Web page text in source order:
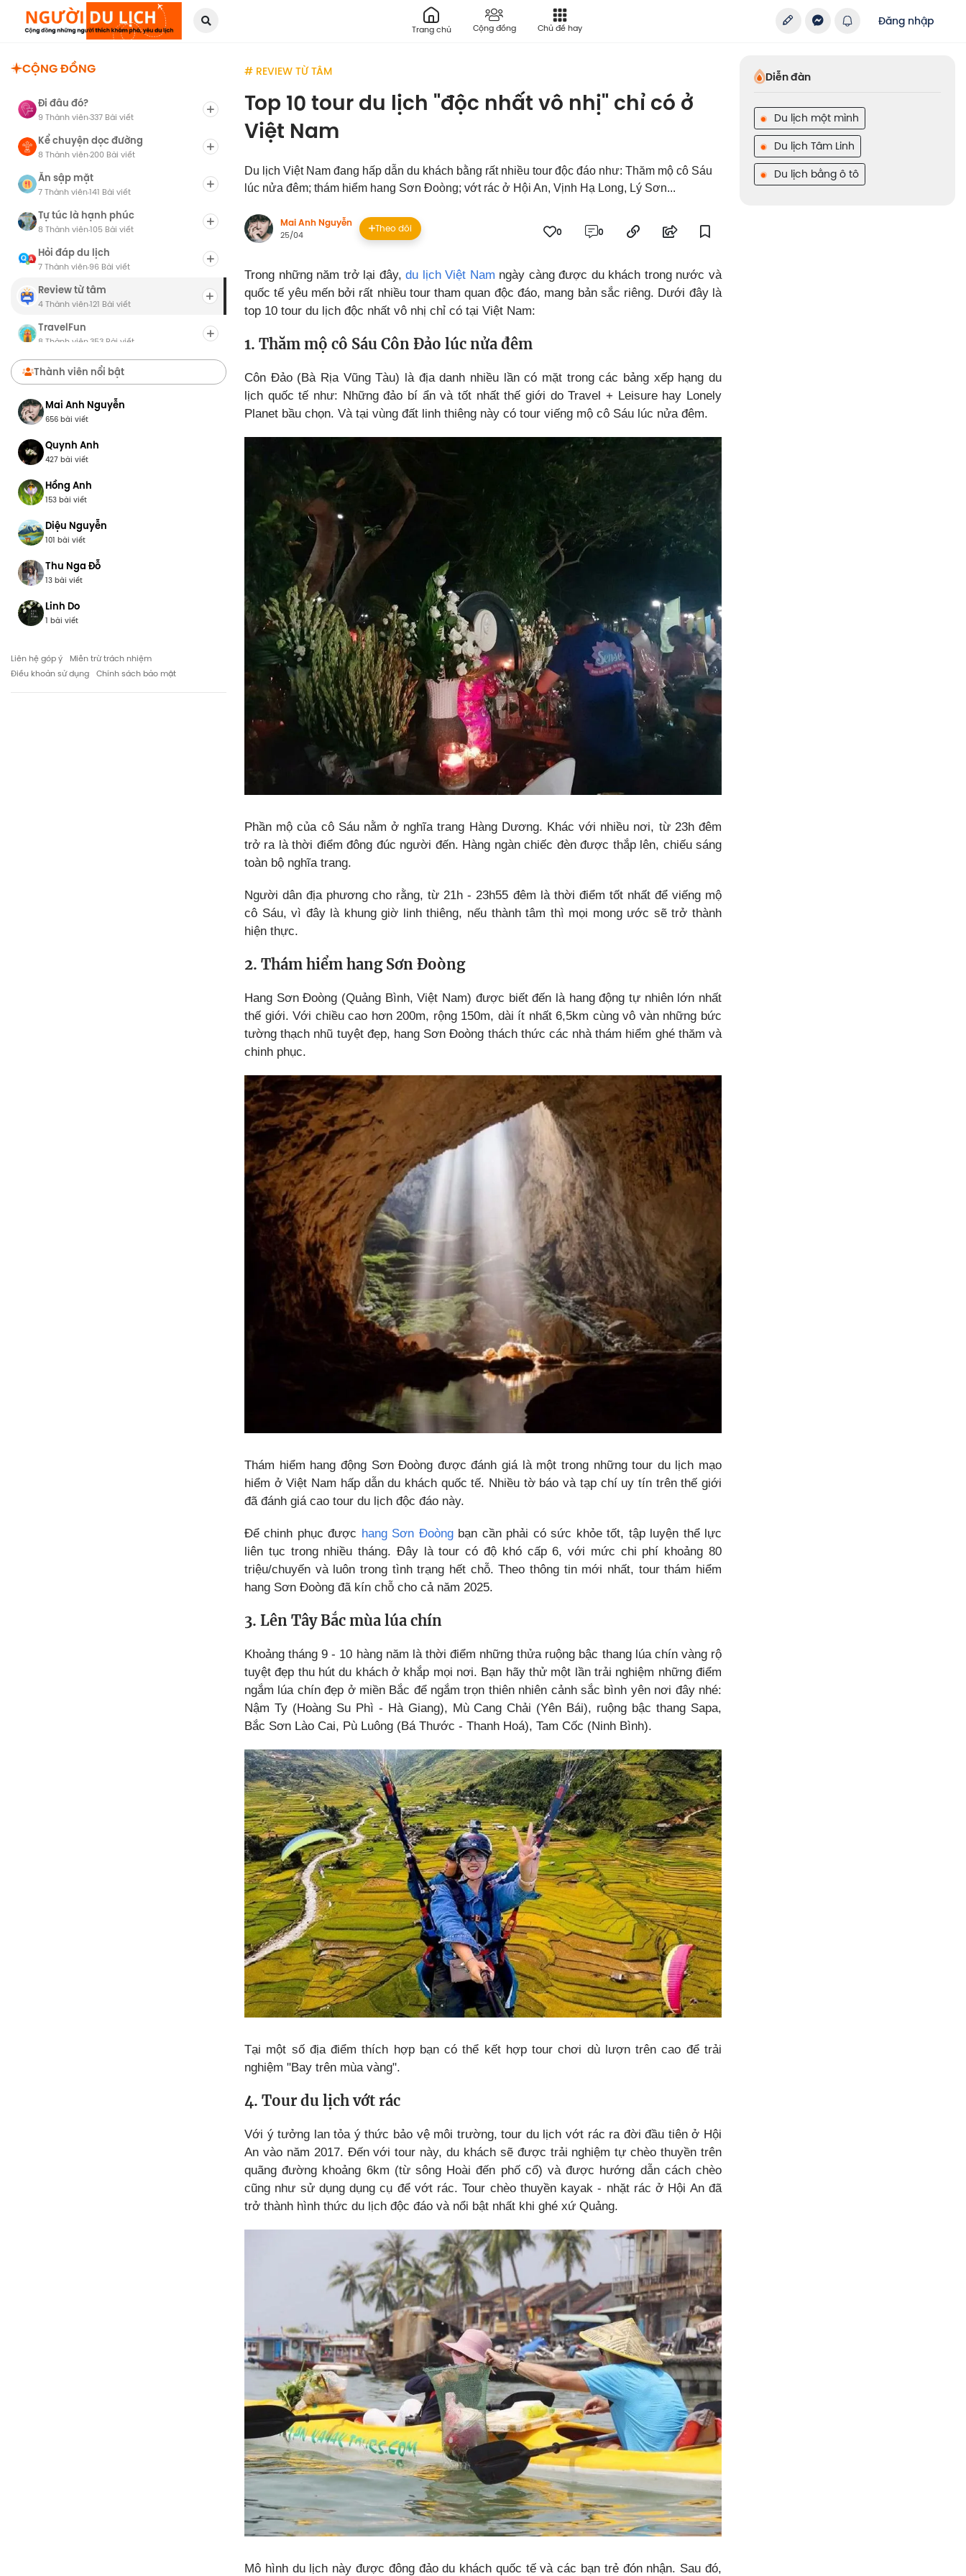
Trang chủ Cộng đồng Chủ đề hay
Đăng nhập
CỘNG ĐỒNG
Đi đâu đó?
9 Thành viên·337 Bài viết
Kể chuyện dọc đường
8 Thành viên·200 Bài viết
Ăn sập mặt
7 Thành viên·141 Bài viết
Tự túc là hạnh phúc
8 Thành viên·105 Bài viết
Hỏi đáp du lịch
7 Thành viên·96 Bài viết
Review từ tâm
4 Thành viên·121 Bài viết
TravelFun
8 Thành viên353 Bài viết
Chợ Du Lịch
8 Thành viên 0 Bài viết
Thành viên nổi bật
Mai Anh Nguyễn
656 bài viết
Quynh Anh
427 bài viết
Hồng Anh
153 bài viết
Diệu Nguyễn
101 bài viết
Thu Nga Đỗ
13 bài viết
Linh Do
1 bài viết
Liên hệ góp ý
Miễn trừ trách nhiệm
Điều khoản sử dụng
Chính sách bảo mật
# REVIEW TỪ TÂM
Top 10 tour du lịch "độc nhất vô nhị" chỉ có ở
Việt Nam
Du lịch Việt Nam đang hấp dẫn du khách bằng rất nhiều tour độc đáo như: Thăm mộ cô Sáu
lúc nửa đêm; thám hiểm hang Sơn Đoòng; vớt rác ở Hội An, Vịnh Hạ Long, Lý Sơn...
Mai Anh Nguyễn
25/04
Theo dõi 0 0
Trong những năm trở lại đây,du lịch Việt Nam ngày càng được du khách trong nước và
quốc tế yêu mến bởi rất nhiều tour tham quan độc đáo, mang bản sắc riêng. Dưới đây là
top 10 tour du lịch độc nhất vô nhị chỉ có tại Việt Nam:
1. Thăm mộ cô Sáu Côn Đảo lúc nửa đêm
Côn Đảo (Bà Rịa Vũng Tàu) là địa danh nhiều lần có mặt trong các bảng xếp hạng du
lịch quốc tế như: Những đảo bí ẩn và tốt nhất thế giới do Travel + Leisure hay Lonely
Planet bầu chọn. Và tại vùng đất linh thiêng này có tour viếng mộ cô Sáu lúc nửa đêm.
Phần mộ của cô Sáu nằm ở nghĩa trang Hàng Dương. Khác với nhiều nơi, từ 23h đêm
trở ra là thời điểm đông đúc người đến. Hàng ngàn chiếc đèn được thắp lên, chiếu sáng
toàn bộ nghĩa trang.
Người dân địa phương cho rằng, từ 21h - 23h55 đêm là thời điểm tốt nhất để viếng mộ
cô Sáu, vì đây là khung giờ linh thiêng, nếu thành tâm thì mọi mong ước sẽ trở thành
hiện thực.
2. Thám hiểm hang Sơn Đoòng
Hang Sơn Đoòng (Quảng Bình, Việt Nam) được biết đến là hang động tự nhiên lớn nhất
thế giới. Với chiều cao hơn 200m, rộng 150m, dài ít nhất 6,5km cùng vô vàn những bức
tường thạch nhũ tuyệt đẹp, hang Sơn Đoòng thách thức các nhà thám hiểm ghé thăm và
chinh phục.
Thám hiểm hang động Sơn Đoòng được đánh giá là một trong những tour du lịch mạo
hiểm ở Việt Nam hấp dẫn du khách quốc tế. Nhiều tờ báo và tạp chí uy tín trên thế giới
đã đánh giá cao tour du lịch độc đáo này.
Để chinh phục được hang Sơn Đoòngbạn cần phải có sức khỏe tốt, tập luyện thể lực
liên tục trong nhiều tháng. Đây là tour có độ khó cấp 6, với mức chi phí khoảng 80
triệu/chuyến và luôn trong tình trạng hết chỗ. Theo thông tin mới nhất, tour thám hiểm
hang Sơn Đoòng đã kín chỗ cho cả năm 2025.
3. Lên Tây Bắc mùa lúa chín
Khoảng tháng 9 - 10 hàng năm là thời điểm những thửa ruộng bậc thang lúa chín vàng rộ
tuyệt đẹp thu hút du khách ở khắp mọi nơi. Bạn hãy thử một lần trải nghiệm những điểm
ngắm lúa chín đẹp ở miền Bắc để ngắm trọn thiên nhiên cảnh sắc bình yên nơi đây nhé:
Nậm Ty (Hoàng Su Phì - Hà Giang), Mù Cang Chải (Yên Bái), ruộng bậc thang Sapa,
Bắc Sơn Lào Cai, Pù Luông (Bá Thước - Thanh Hoá), Tam Cốc (Ninh Bình).
Tại một số địa điểm thích hợp bạn có thể kết hợp tour chơi dù lượn trên cao để trải
nghiệm "Bay trên mùa vàng".
4. Tour du lịch vớt rác
Với ý tưởng lan tỏa ý thức bảo vệ môi trường, tour du lịch vớt rác ra đời đầu tiên ở Hội
An vào năm 2017. Đến với tour này, du khách sẽ được trải nghiệm tự chèo thuyền trên
quãng đường khoảng 6km (từ sông Hoài đến phố cổ) và được hướng dẫn cách chèo
cũng như sử dụng dụng cụ để vớt rác. Tour chèo thuyền kayak - nhặt rác ở Hội An đã
trở thành hình thức du lịch độc đáo và nổi bật nhất khi ghé xứ Quảng.
Mô hình du lịch này được đông đảo du khách quốc tế và các bạn trẻ đón nhận. Sau đó,
Diễn đàn
Du lịch một mình
Du lịch Tâm Linh
Du lịch bằng ô tô